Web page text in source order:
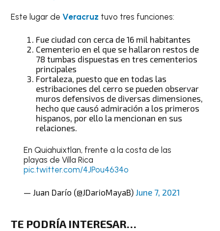
Este lugar deVeracruz tuvo tres funciones:
Fue ciudad con cerca de 16 mil habitantes
Cementerio en el que se hallaron restos de
78 tumbas dispuestas en tres cementerios
principales
Fortaleza, puesto que en todas las
estribaciones del cerro se pueden observar
muros defensivos de diversas dimensiones,
hecho que causó admiración a los primeros
hispanos, por ello la mencionan en sus
relaciones.
En Quiahuixtlan, frente a la costa de las
playas de Villa Rica
pic.twitter.com/4JPou4634o
— Juan Darío (@JDarioMayaB) June 7, 2021
TE PODRÍA INTERESAR…